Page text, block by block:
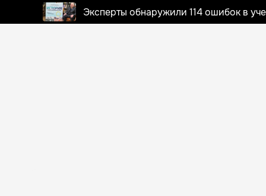
Эксперты обнаружили 114 ошибок в